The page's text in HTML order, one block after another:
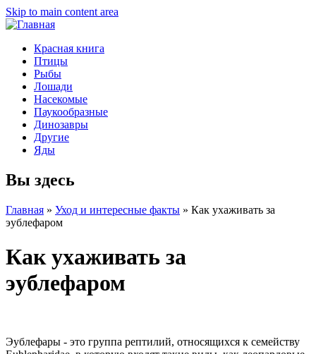
Skip to main content area
Красная книга
Птицы
Рыбы
Лошади
Насекомые
Паукообразные
Динозавры
Другие
Яды
Вы здесь
Главная » Уход и интересные факты » Как ухаживать за
эублефаром
Как ухаживать за
эублефаром
Эублефары - это группа рептилий, относящихся к семейству